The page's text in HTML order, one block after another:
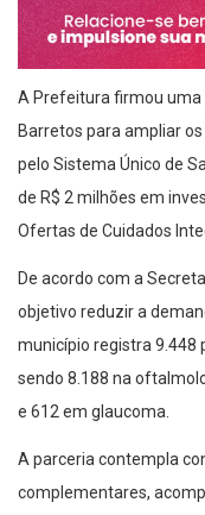
A Prefeitura firmou uma
Barretos para ampliar
pelo Sistema Único de
de R$ 2 milhões em
Ofertas de Cuidados
De acordo com a
objetivo reduzir a
município registra 9.448
sendo 8.188 na
e 612 em glaucoma.
A parceria contempla
complementares,